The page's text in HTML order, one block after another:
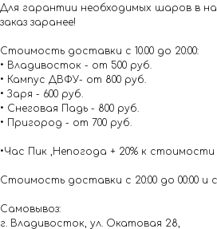
Для гарантии необходимых шаров в
заказ заранее!
Стоимость доставки с 10.00 до 20:00:
• Владивосток - от 500 руб.
• Кампус ДВФУ- от 800 руб.
• Заря - 600 руб.
• Снеговая Падь - 800 руб.
• Пригород - от 700 руб.
•Час Пик ,Непогода + 20% к
Стоимость доставки с 20:00 до 00:00 и с
Самовывоз:
г. Владивосток, ул. Окатовая 28,